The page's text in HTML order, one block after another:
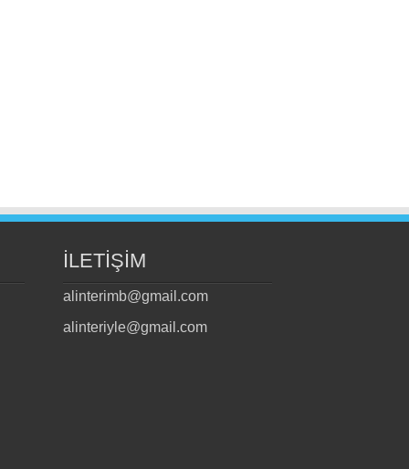
İLETİŞİM
alinterimb@gmail.com
alinteriyle@gmail.com